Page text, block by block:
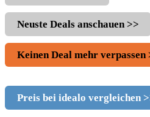
Neuste Deals anschauen >>
Keinen Deal mehr verpassen
Preis bei idealo vergleichen